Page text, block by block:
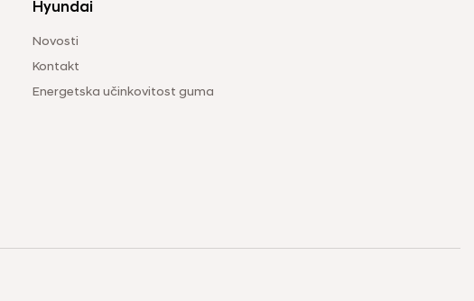
Hyundai
Novosti
Kontakt
Energetska učinkovitost guma